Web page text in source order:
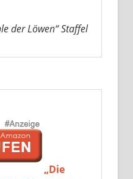
der Löwen“ Staffel
„Die